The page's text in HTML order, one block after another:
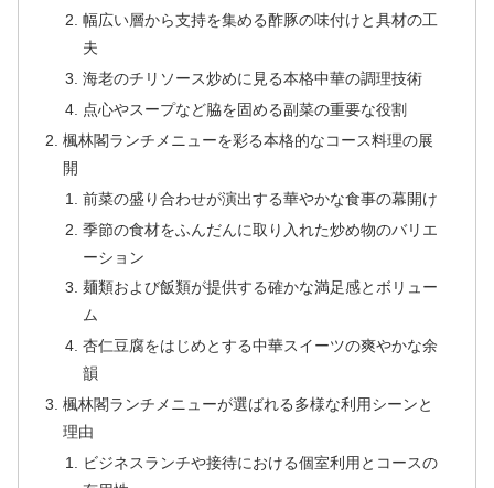
幅広い層から支持を集める酢豚の味付けと具材の工
夫
海老のチリソース炒めに見る本格中華の調理技術
点心やスープなど脇を固める副菜の重要な役割
楓林閣ランチメニューを彩る本格的なコース料理の展
開
前菜の盛り合わせが演出する華やかな食事の幕開け
季節の食材をふんだんに取り入れた炒め物のバリエ
ーション
麺類および飯類が提供する確かな満足感とボリュー
ム
杏仁豆腐をはじめとする中華スイーツの爽やかな余
韻
楓林閣ランチメニューが選ばれる多様な利用シーンと
理由
ビジネスランチや接待における個室利用とコースの